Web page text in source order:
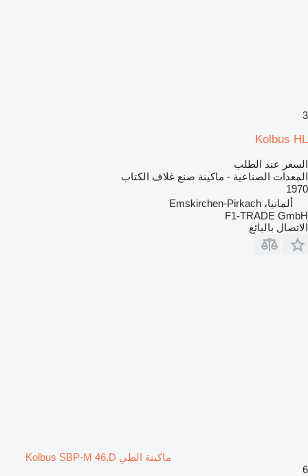
3
Kolbus HL
السعر عند الطلب
المعدات الصناعية - ماكينة صنع غلاف الكتاب
1970
ألمانيا، Emskirchen-Pirkach
F1-TRADE GmbH
الاتصال بالبائع
ماكينة الطي Kolbus SBP-M 46.D
6